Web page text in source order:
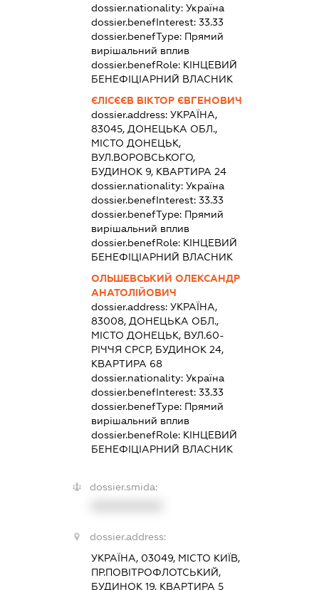
dossier.nationality: Україна
dossier.benefInterest: 33.33
dossier.benefType: Прямий
вирішальний вплив
dossier.benefRole: КІНЦЕВИЙ
БЕНЕФІЦІАРНИЙ ВЛАСНИК
ЄЛІСЄЄВ ВІКТОР ЄВГЕНОВИЧ
dossier.address: УКРАЇНА,
83045, ДОНЕЦЬКА ОБЛ.,
МІСТО ДОНЕЦЬК,
ВУЛ.ВОРОВСЬКОГО,
БУДИНОК 9, КВАРТИРА 24
dossier.nationality: Україна
dossier.benefInterest: 33.33
dossier.benefType: Прямий
вирішальний вплив
dossier.benefRole: КІНЦЕВИЙ
БЕНЕФІЦІАРНИЙ ВЛАСНИК
ОЛЬШЕВСЬКИЙ ОЛЕКСАНДР
АНАТОЛІЙОВИЧ
dossier.address: УКРАЇНА,
83008, ДОНЕЦЬКА ОБЛ.,
МІСТО ДОНЕЦЬК, ВУЛ.60-
РІЧЧЯ СРСР, БУДИНОК 24,
КВАРТИРА 68
dossier.nationality: Україна
dossier.benefInterest: 33.33
dossier.benefType: Прямий
вирішальний вплив
dossier.benefRole: КІНЦЕВИЙ
БЕНЕФІЦІАРНИЙ ВЛАСНИК
dossier.smida:
dossier.address:
УКРАЇНА, 03049, МІСТО КИЇВ,
ПР.ПОВІТРОФЛОТСЬКИЙ,
БУДИНОК 19, КВАРТИРА 5